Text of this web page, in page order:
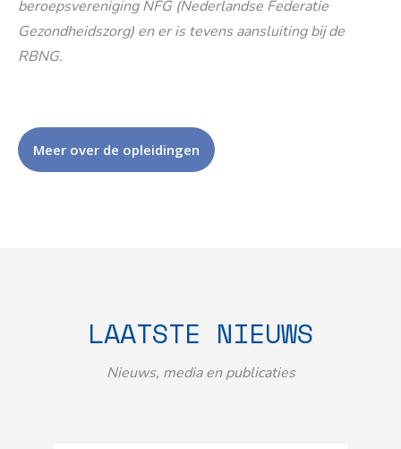
beroepsvereniging NFG (Nederlandse Federatie
Gezondheidszorg) en er is tevens aansluiting bij de
RBNG.
Meer over de opleidingen
LAATSTE NIEUWS
Nieuws, media en publicaties